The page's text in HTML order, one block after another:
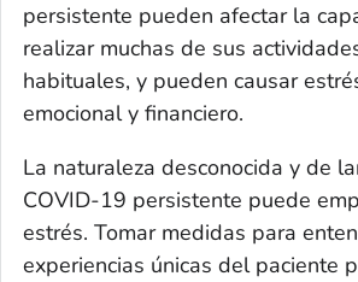
persistente pueden afectar la
realizar muchas de sus
habituales, y pueden causar
emocional y financiero.
La naturaleza desconocida y de
COVID-19 persistente puede
estrés. Tomar medidas para
experiencias únicas del paciente